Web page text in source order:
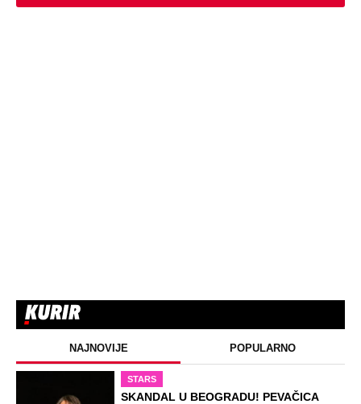
NAJNOVIJE POPULARNO
STARS
SKANDAL U BEOGRADU! PEVAČICA